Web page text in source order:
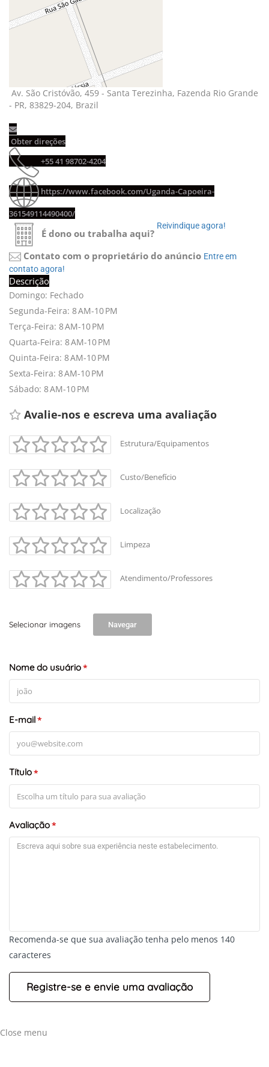
Leaflet
Av. São Cristóvão, 459 - Santa Terezinha, Fazenda Rio Grande
- PR, 83829-204, Brazil
Obter direções
+55 41 98702-4204
https://www.facebook.com/Uganda-Capoeira-
361549114490400/
É dono ou trabalha aqui?
Reivindique agora!
Contato com o proprietário do anúncio Entre em
contato agora!
Descrição
Domingo: Fechado
Segunda-Feira: 8 AM-10 PM
Terça-Feira: 8 AM-10 PM
Quarta-Feira: 8 AM-10 PM
Quinta-Feira: 8 AM-10 PM
Sexta-Feira: 8 AM-10 PM
Sábado: 8 AM-10 PM
Avalie-nos e escreva uma avaliação
Estrutura/Equipamentos
Custo/Benefício
Localização
Limpeza
Atendimento/Professores
Selecionar imagens Navegar
Nome do usuário*
E-mail*
Título*
Avaliação*
Recomenda-se que sua avaliação tenha pelo menos 140
caracteres
Close menu